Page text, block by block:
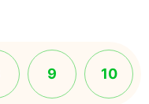
9 10